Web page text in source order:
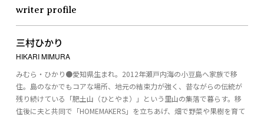
writer profile
三村ひかり
HIKARI MIMURA
みむら・ひかり●愛知県生まれ。2012年瀬戸内海の小豆島へ家族で移
住。島のなかでもコアな場所、地元の結束力が強く、昔ながらの伝統が
残り続けている「肥土山（ひとやま）」という里山の集落で暮らす。移
住後に夫と共同で「HOMEMAKERS」を立ちあげ、畑で野菜や果樹を育て